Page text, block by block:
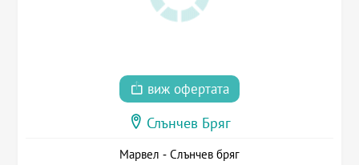
виж офертата
Слънчев Бряг
Марвел - Слънчев бряг